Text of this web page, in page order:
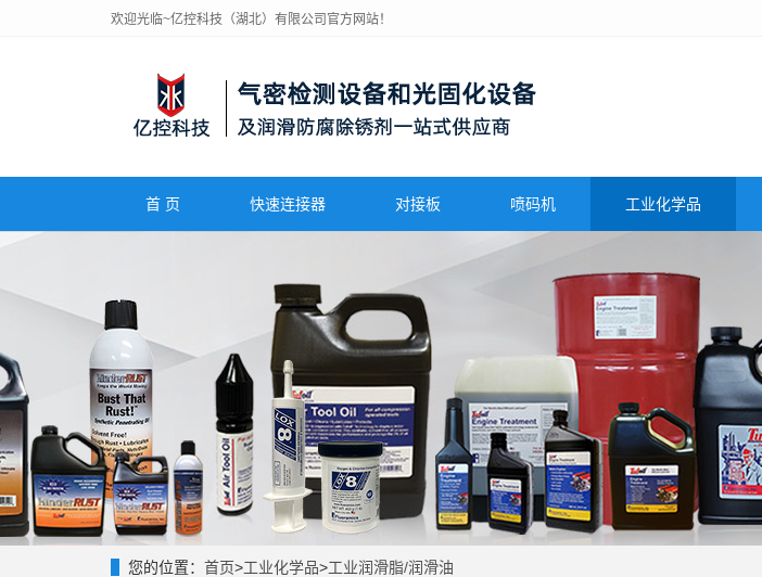
欢迎光临~亿控科技（湖北）有限公司官方网站！
首 页 快速连接器 对接板 喷码机 工业化学品
您的位置： 首页>工业化学品>工业润滑脂/润滑油